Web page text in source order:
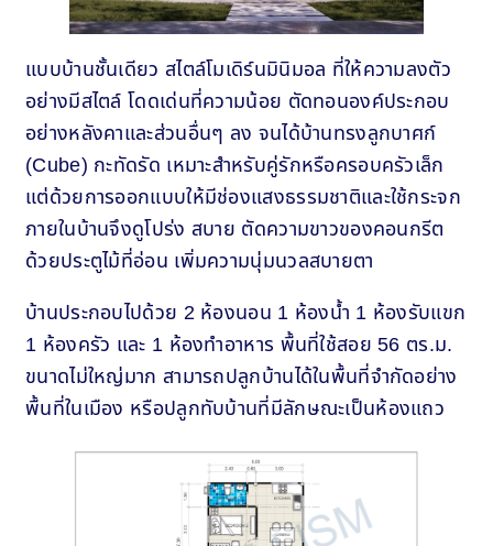
แบบบ้านชั้นเดียว สไตล์โมเดิร์นมินิมอล ที่ให้ความลงตัว
อย่างมีสไตล์ โดดเด่นที่ความน้อย ตัดทอนองค์ประกอบ
อย่างหลังคาและส่วนอื่นๆ ลง จนได้บ้านทรงลูกบาศก์
(Cube) กะทัดรัด เหมาะสำหรับคู่รักหรือครอบครัวเล็ก
แต่ด้วยการออกแบบให้มีช่องแสงธรรมชาติและใช้กระจก
ภายในบ้านจึงดูโปร่ง สบาย ตัดความขาวของคอนกรีต
ด้วยประตูไม้ที่อ่อน เพิ่มความนุ่มนวลสบายตา
บ้านประกอบไปด้วย 2 ห้องนอน 1 ห้องน้ำ 1 ห้องรับแขก
1 ห้องครัว และ 1 ห้องทำอาหาร พื้นที่ใช้สอย 56 ตร.ม.
ขนาดไม่ใหญ่มาก สามารถปลูกบ้านได้ในพื้นที่จำกัดอย่าง
พื้นที่ในเมือง หรือปลูกทับบ้านที่มีลักษณะเป็นห้องแถว